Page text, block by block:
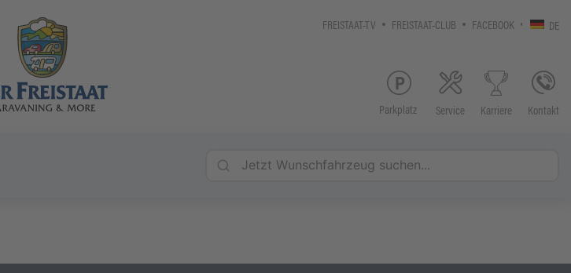
FREISTAAT-TV FREISTAAT-CLUB FACEBOOK DE
Parkplatz Service Karriere Kontakt